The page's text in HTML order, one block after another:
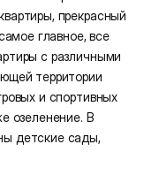
прекрасный
главное, все
с различными
территории
и спортивных
озеленение. В
детские сады,